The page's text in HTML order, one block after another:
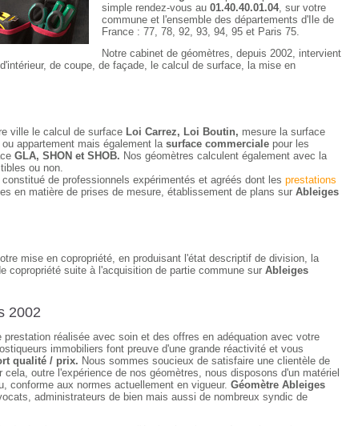
simple rendez-vous au 01.40.40.01.04, sur votre
commune et l'ensemble des départements d'Ile de
France : 77, 78, 92, 93, 94, 95 et Paris 75.
Notre cabinet de géomètres, depuis 2002, intervient
de coupe, de façade, le calcul de surface, la mise en
ville le calcul de surface Loi Carrez, Loi Boutin, mesure la surface
appartement mais également la surface commerciale pour les
GLA, SHON et SHOB. Nos géomètres calculent également avec la
ou non.
de professionnels expérimentés et agréés dont les prestations
en matière de prises de mesure, établissement de plans sur Ableiges
mise en copropriété, en produisant l'état descriptif de division, la
copropriété suite à l'acquisition de partie commune sur Ableiges
2002
prestation réalisée avec soin et des offres en adéquation avec votre
immobiliers font preuve d'une grande réactivité et vous
qualité / prix. Nous sommes soucieux de satisfaire une clientèle de
outre l'expérience de nos géomètres, nous disposons d'un matériel
conforme aux normes actuellement en vigueur. Géomètre Ableiges
administrateurs de bien mais aussi de nombreux syndic de